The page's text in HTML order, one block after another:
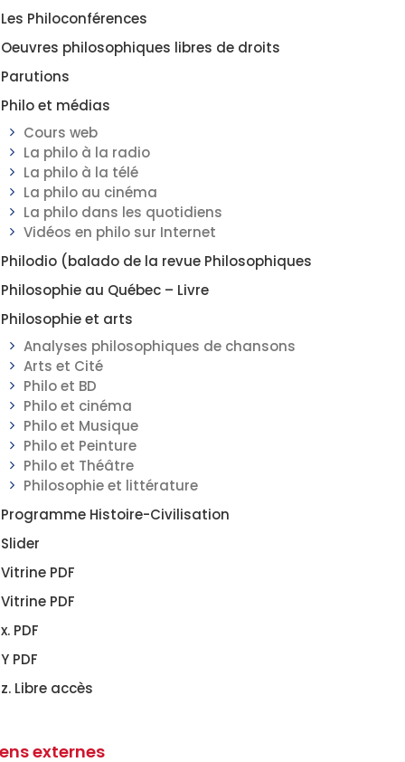
Les Philoconférences
Oeuvres philosophiques libres de droits
Parutions
Philo et médias
Cours web
La philo à la radio
La philo à la télé
La philo au cinéma
La philo dans les quotidiens
Vidéos en philo sur Internet
Philodio (balado de la revue Philosophiques
Philosophie au Québec – Livre
Philosophie et arts
Analyses philosophiques de chansons
Arts et Cité
Philo et BD
Philo et cinéma
Philo et Musique
Philo et Peinture
Philo et Théâtre
Philosophie et littérature
Programme Histoire-Civilisation
Slider
Vitrine PDF
Vitrine PDF
x. PDF
Y PDF
z. Libre accès
externes